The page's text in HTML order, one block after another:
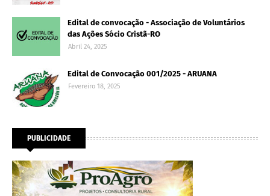
Edital de convocação - Associação de Voluntários
das Ações Sócio Cristã-RO
Abril 24, 2025
Edital de Convocação 001/2025 - ARUANA
Fevereiro 18, 2025
PUBLICIDADE